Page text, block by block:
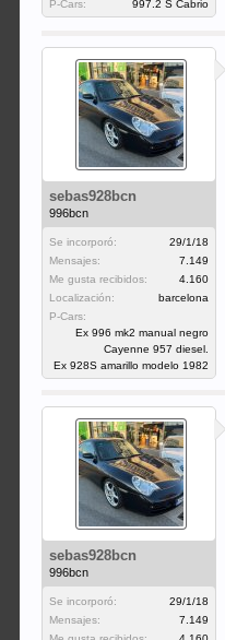
P-Cars:
997.2 S Cabrio
sebas928bcn
996bcn
Se incorporó:
29/1/18
Mensajes:
7.149
Me gusta recibidos:
4.160
Localización:
barcelona
P-Cars:
Ex 996 mk2 manual negro
Cayenne 957 diesel.
Ex 928S amarillo modelo 1982
sebas928bcn
996bcn
Se incorporó:
29/1/18
Mensajes:
7.149